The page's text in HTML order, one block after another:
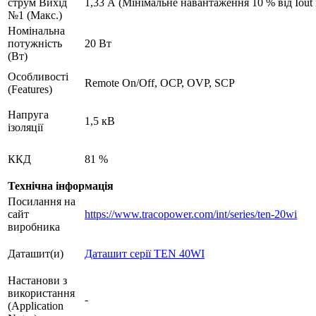
струм Вихід
№1 (Макс.)
1,33 А (Мінімальне навантаження 10 % від Iout
Номінальна
потужність
(Вт)
20 Вт
Особливості
(Features)
Remote On/Off, OCP, OVP, SCP
Напруга
ізоляції
1,5 кВ
ККД 81 %
Технічна інформація
Посилання на
сайт
виробника
https://www.tracopower.com/int/series/ten-20wi
Даташит(и) Даташит серії TEN 40WI
Настанови з
використання
(Application
-